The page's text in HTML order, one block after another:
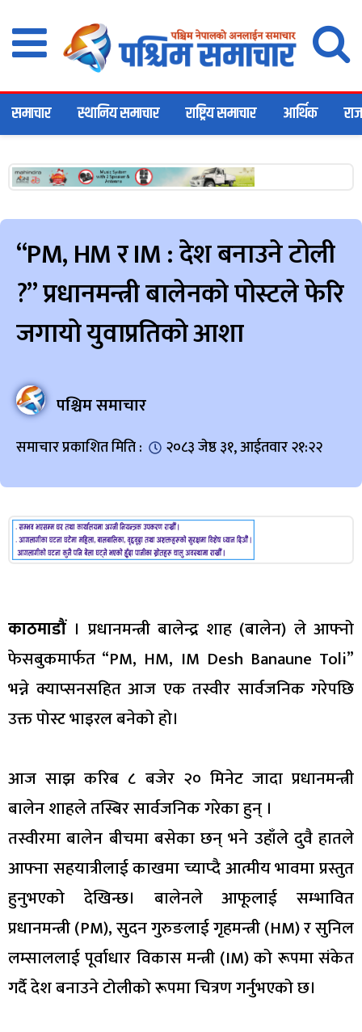
समाचार स्थानिय समाचार राष्ट्रिय समाचार आर्थिक
“PM, HM र IM : देश बनाउने टोली
?” प्रधानमन्त्री बालेनको पोस्टले फेरि
जगायो युवाप्रतिको आशा
पश्चिम समाचार
समाचार प्रकाशित मिति : २०८३ जेष्ठ ३१, आईतवार २१:२२
काठमाडौं। प्रधानमन्त्री बालेन्द्र शाह (बालेन) ले आफ्नो
फेसबुकमार्फत “PM, HM, IM Desh Banaune Toli”
भन्ने क्याप्सनसहित आज एक तस्वीर सार्वजनिक गरेपछि
उक्त पोस्ट भाइरल बनेको हो।
आज साझ करिब ८ बजेर २० मिनेट जादा प्रधानमन्त्री
बालेन शाहले तस्बिर सार्वजनिक गरेका हुन् ।
तस्वीरमा बालेन बीचमा बसेका छन् भने उहाँले दुवै हातले
आफ्ना सहयात्रीलाई काखमा च्याप्दै आत्मीय भावमा प्रस्तुत
हुनुभएको देखिन्छ। बालेनले आफूलाई सम्भावित
प्रधानमन्त्री (PM), सुदन गुरुङलाई गृहमन्त्री (HM) र सुनिल
लम्साललाई पूर्वाधार विकास मन्त्री (IM) को रूपमा संकेत
गर्दै देश बनाउने टोलीको रूपमा चित्रण गर्नुभएको छ।